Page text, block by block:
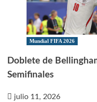
Mundial FIFA 2026
Doblete de
Semifinales
julio 11, 2026